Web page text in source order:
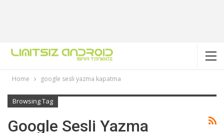
Home google sesli yazma kapatma
Browsing Tag
Google Sesli Yazma